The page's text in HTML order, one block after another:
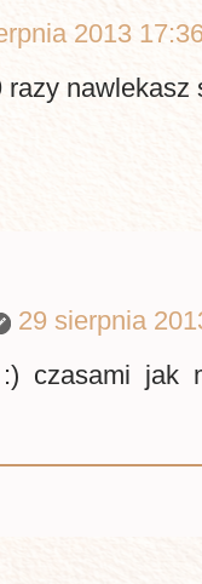
2013
nawlekasz
29 sierpnia
:) czasami jak